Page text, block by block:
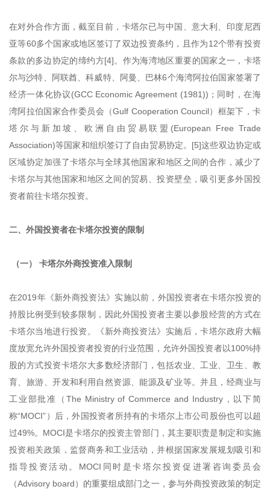
在对外合作方面，截至目前，卡塔尔已与中国、意大利、印度尼西
亚等60多个国家或地区签订了双边投资条约，且作为12个带有投资
条款的多边协定的缔约方[4]。作为海湾地区重要的国家之一，卡塔
尔与沙特、阿联酋、科威特、阿曼、巴林6个海湾阿拉伯国家签署了
经济一体化协议(GCC Economic Agreement (1981))；同时，在海
湾阿拉伯国家合作委员会（Gulf Cooperation Council）框架下，卡
塔尔与新加坡、欧洲自由贸易联盟(European Free Trade
Association)等国家和组织签订了自由贸易协定。[5]这些双边协定或
区域协定加强了卡塔尔与全球其他国家和地区之间的合作，减少了
卡塔尔与其他国家和地区之间的贸易、投资壁垒，吸引更多外国投
资者前往卡塔尔投资。
二、外国投资者在卡塔尔投资的限制
（一） 卡塔尔外商投资准入限制
在2019年《新外商投资法》实施以前，外国投资者在卡塔尔投资的
持股比例受到较多限制，因此外国投资者主要以参股经营的方式在
卡塔尔当地进行投资。《新外商投资法》实施后，卡塔尔政府大幅
度放宽允许外国投资者投资的行业范围，允许外国投资者以100%持
股的方式投资卡塔尔大多数经济部门，包括农业、工业、卫生、教
育、旅游、开发和利用自然资源、能源及矿业等。并且，经商业与
工业部批准（The Ministry of Commerce and Industry，以下简
称“MOCI”）后，外国投资者所持有的卡塔尔上市公司股份也可以超
过49%。MOCI是卡塔尔的投资主管部门，其主要职责是制定和实施
投资相关政策，监督商务和工业活动，并根据国家发展规划吸引和
指导投资活动。MOCI同时是卡塔尔投资促进署咨询委员会
（Advisory board）的重要组成部门之一，参与外商投资政策的制定